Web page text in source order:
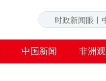
中国新闻 非洲